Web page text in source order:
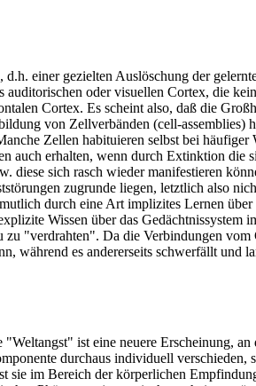
einer gezielten Auslöschung der
oder visuellen Cortex, die
Cortex. Es scheint also, daß die
von Zellverbänden (cell-assemblies)
Zellen habituieren selbst bei
auch erhalten, wenn durch Extinktion
sich rasch wieder manifestieren
zugrunde liegen, letztlich also
durch eine Art implizites Lernen
Wissen über das
"verdrahten". Da die Verbindungen
während es andererseits schwerfällt
ist eine neuere Erscheinung,
durchaus individuell verschieden,
sie im Bereich der körperlichen